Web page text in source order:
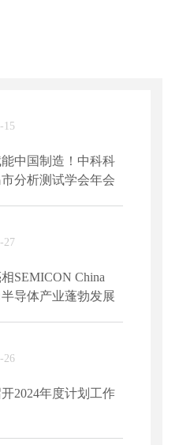
15
中国制造！中科科
分析测试学会年会
27
SEMICON China
半导体产业蓬勃发展
26
2024年度计划工作